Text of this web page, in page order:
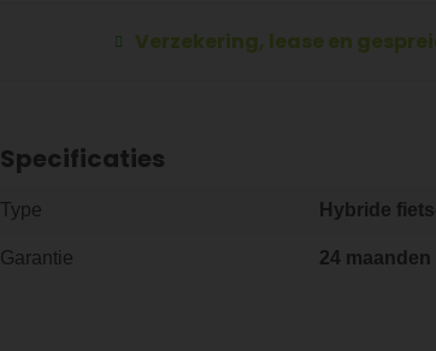
Verzekering, lease en
Specificaties
Type Hybride
Garantie 24 maanden